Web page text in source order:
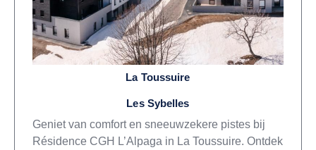
La Toussuire
Les Sybelles
Geniet van comfort en sneeuwzekere pistes bij
Résidence CGH L’Alpaga in La Toussuire. Ontdek